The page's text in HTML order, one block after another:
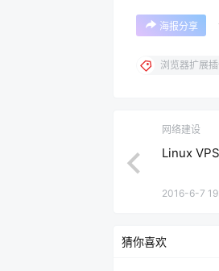
海报分享
浏览器扩展
网络建设
Linux
2016-6-7
猜你喜欢